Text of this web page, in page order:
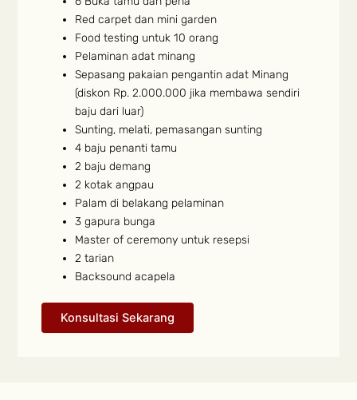
Red carpet dan mini garden
Food testing untuk 10 orang
Pelaminan adat minang
Sepasang pakaian pengantin adat Minang
(diskon Rp. 2.000.000 jika membawa sendiri
baju dari luar)
Sunting, melati, pemasangan sunting
4 baju penanti tamu
2 baju demang
2 kotak angpau
Palam di belakang pelaminan
3 gapura bunga
Master of ceremony untuk resepsi
2 tarian
Backsound acapela
Konsultasi Sekarang